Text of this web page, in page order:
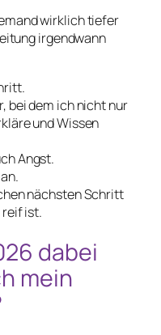
wirklich tiefer
irgendwann
bei dem ich nicht nur
und Wissen
Angst.
nächsten Schritt
reif ist.
dabei
mein